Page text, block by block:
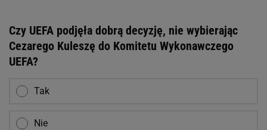
Czy UEFA podjęła dobrą decyzję, nie wybierając
Cezarego Kuleszę do Komitetu Wykonawczego
UEFA?
Tak
Nie